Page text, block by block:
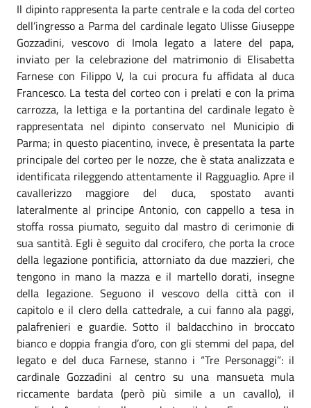
Il dipinto rappresenta la parte centrale e la coda del corteo
dell’ingresso a Parma del cardinale legato Ulisse Giuseppe
Gozzadini, vescovo di Imola legato a latere del papa,
inviato per la celebrazione del matrimonio di Elisabetta
Farnese con Filippo V, la cui procura fu affidata al duca
Francesco. La testa del corteo con i prelati e con la prima
carrozza, la lettiga e la portantina del cardinale legato è
rappresentata nel dipinto conservato nel Municipio di
Parma; in questo piacentino, invece, è presentata la parte
principale del corteo per le nozze, che è stata analizzata e
identificata rileggendo attentamente il Ragguaglio. Apre il
cavallerizzo maggiore del duca, spostato avanti
lateralmente al principe Antonio, con cappello a tesa in
stoffa rossa piumato, seguito dal mastro di cerimonie di
sua santità. Egli è seguito dal crocifero, che porta la croce
della legazione pontificia, attorniato da due mazzieri, che
tengono in mano la mazza e il martello dorati, insegne
della legazione. Seguono il vescovo della città con il
capitolo e il clero della cattedrale, a cui fanno ala paggi,
palafrenieri e guardie. Sotto il baldacchino in broccato
bianco e doppia frangia d’oro, con gli stemmi del papa, del
legato e del duca Farnese, stanno i “Tre Personaggi”: il
cardinale Gozzadini al centro su una mansueta mula
riccamente bardata (però più simile a un cavallo), il